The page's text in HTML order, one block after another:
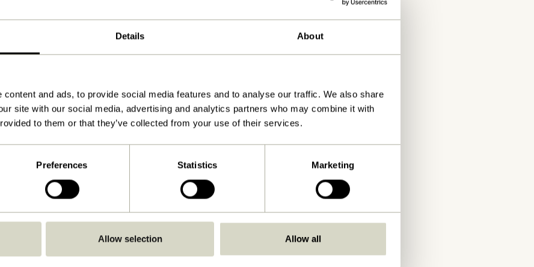
Details About
and ads, to provide social media features and to analyse our traffic. We also share
site with our social media, advertising and analytics partners who may combine it with
to them or that they’ve collected from your use of their services.
Preferences Statistics Marketing
Allow selection Allow all
100x45xh75cm
14.200
Nein
Anleitung ansehen